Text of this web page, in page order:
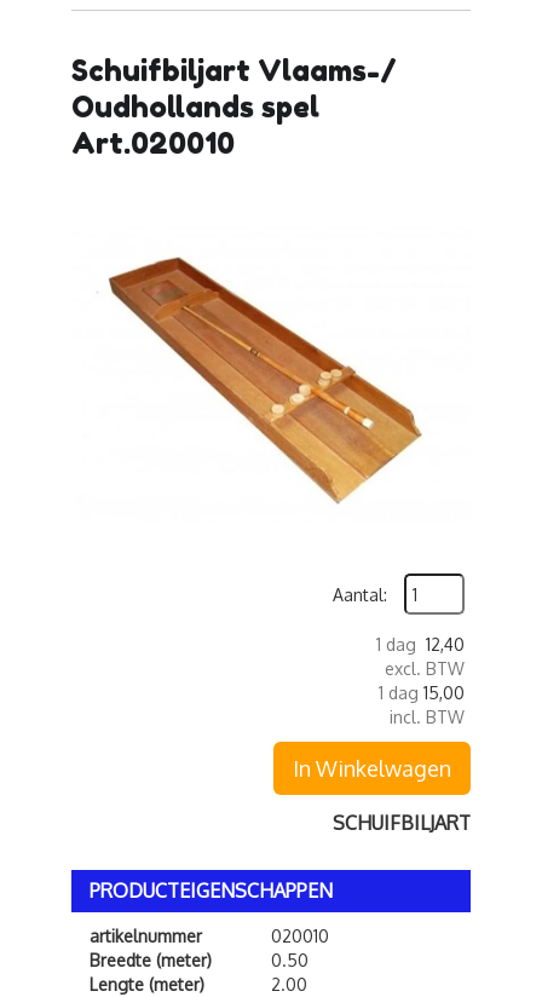
Schuifbiljart Vlaams-/
Oudhollands spel
Art.020010
Aantal:
1 dag 12,40
excl. BTW
1 dag 15,00
incl. BTW
In Winkelwagen
SCHUIFBILJART
PRODUCTEIGENSCHAPPEN
artikelnummer
020010
Breedte (meter)
0.50
Lengte (meter)
2.00